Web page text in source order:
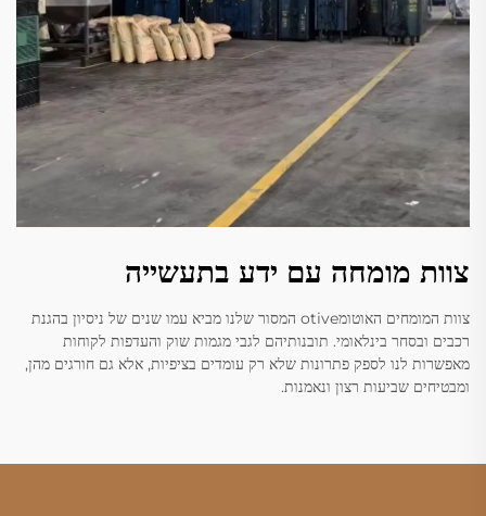
צוות מומחה עם ידע בתעשייה
צוות המומחים האוטומotive המסור שלנו מביא עמו שנים של ניסיון בהגנת
רכבים ובסחר בינלאומי. תובנותיהם לגבי מגמות שוק והעדפות לקוחות
מאפשרות לנו לספק פתרונות שלא רק עומדים בציפיות, אלא גם חורגים מהן,
ומבטיחים שביעות רצון ונאמנות.